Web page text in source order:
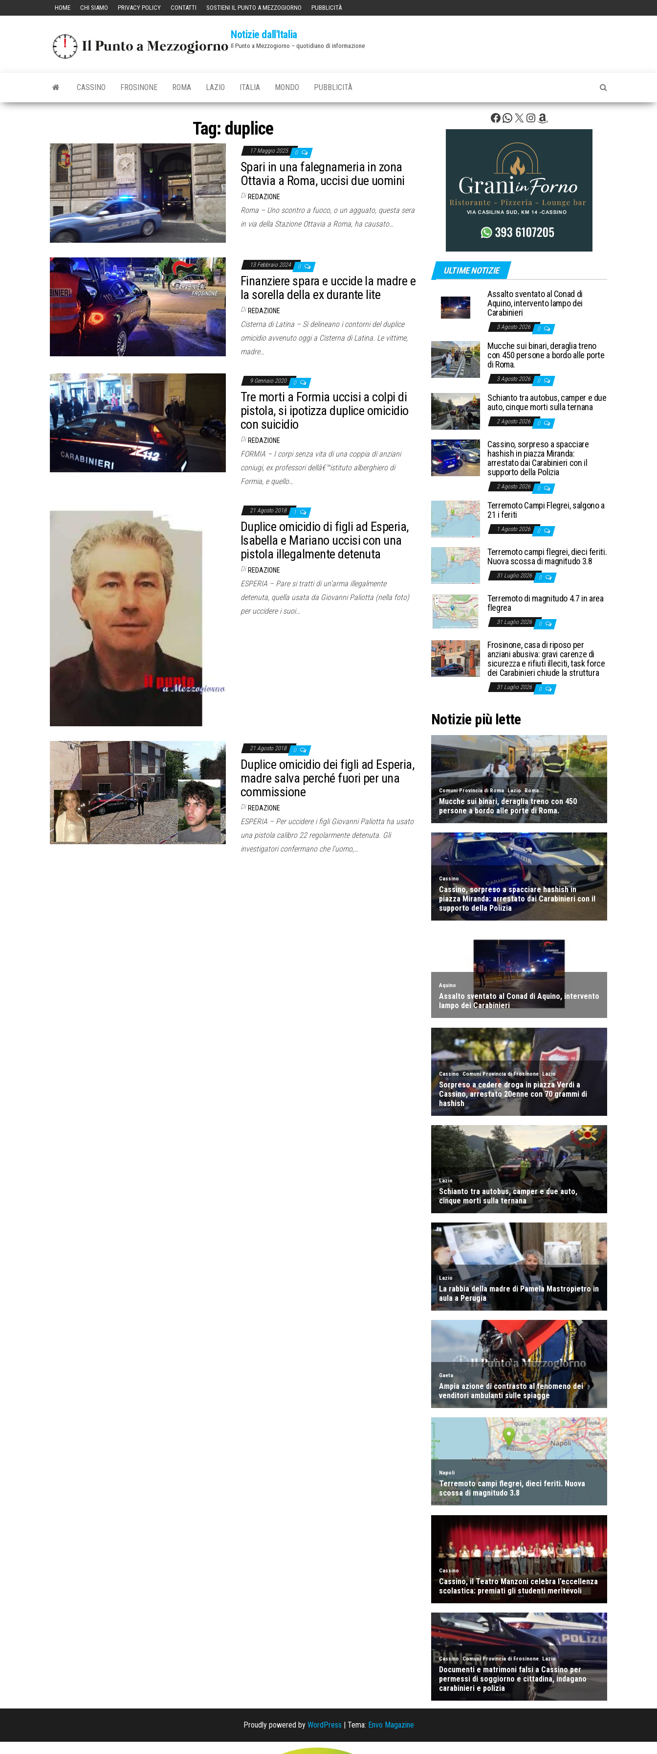
HOME CHI SIAMO PRIVACY POLICY CONTATTI SOSTIENI IL PUNTO A MEZZOGIORNO PUBBLICITÀ
Notizie dall'Italia
Il Punto a Mezzogiorno – quotidiano di informazione
CASSINO FROSINONE ROMA LAZIO ITALIA MONDO PUBBLICITÀ
Tag: duplice
17 Maggio 2025 0
Spari in una falegnameria in zona
Ottavia a Roma, uccisi due uomini
Di REDAZIONE
Roma – Uno scontro a fuoco, o un agguato, questa sera
in via della Stazione Ottavia a Roma, ha causato…
13 Febbraio 2024 0
Finanziere spara e uccide la madre e
la sorella della ex durante lite
Di REDAZIONE
Cisterna di Latina – Si delineano i contorni del duplice
omicidio avvenuto oggi a Cisterna di Latina. Le vittime,
madre…
9 Gennaio 2020 0
Tre morti a Formia uccisi a colpi di
pistola, si ipotizza duplice omicidio
con suicidio
Di REDAZIONE
FORMIA – I corpi senza vita di una coppia di anziani
coniugi, ex professori dellâ€™istituto alberghiero di
Formia, e quello…
21 Agosto 2018 1
Duplice omicidio di figli ad Esperia,
Isabella e Mariano uccisi con una
pistola illegalmente detenuta
Di REDAZIONE
ESPERIA – Pare si tratti di un’arma illegalmente
detenuta, quella usata da Giovanni Paliotta (nella foto)
per uccidere i suoi…
21 Agosto 2018 0
Duplice omicidio dei figli ad Esperia,
madre salva perché fuori per una
commissione
Di REDAZIONE
ESPERIA – Per uccidere i figli Giovanni Paliotta ha usato
una pistola calibro 22 regolarmente detenuta. Gli
investigatori confermano che l’uomo,…
Facebook
WhatsApp
X Instagram
Amazon
ULTIME NOTIZIE
Assalto sventato al Conad di
Aquino, intervento lampo dei
Carabinieri
3 Agosto 2026 0
Mucche sui binari, deraglia treno
con 450 persone a bordo alle porte
di Roma.
3 Agosto 2026 0
Schianto tra autobus, camper e due
auto, cinque morti sulla ternana
2 Agosto 2026 0
Cassino, sorpreso a spacciare
hashish in piazza Miranda:
arrestato dai Carabinieri con il
supporto della Polizia
2 Agosto 2026 0
Terremoto Campi Flegrei, salgono a
21 i feriti
1 Agosto 2026 0
Terremoto campi flegrei, dieci feriti.
Nuova scossa di magnitudo 3.8
31 Luglio 2026 0
Terremoto di magnitudo 4.7 in area
flegrea
31 Luglio 2026 0
Frosinone, casa di riposo per
anziani abusiva: gravi carenze di
sicurezza e rifiuti illeciti, task force
dei Carabinieri chiude la struttura
31 Luglio 2026 0
Notizie più lette
Proudly powered by WordPress | Tema: Envo Magazine